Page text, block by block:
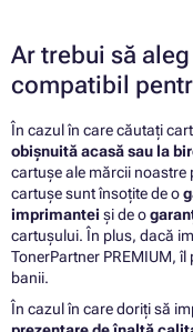
Ar trebui să
compatibil
În cazul în care căutați
obișnuită acasă sau la
cartușe ale mărcii noastre
cartușe sunt însoțite de o
imprimantei și de o
cartușului. În plus, dacă
TonerPartner PREMIUM,
banii.
În cazul în care doriți să